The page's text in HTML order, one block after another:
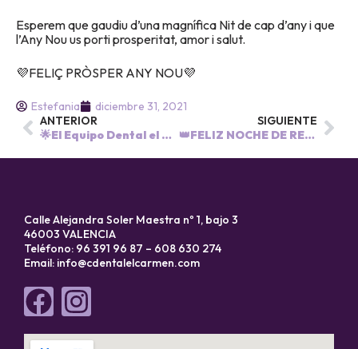
Esperem que gaudiu d’una magnífica Nit de cap d’any i que
l’Any Nou us porti prosperitat, amor i salut.
💜FELIÇ PRÒSPER ANY NOU💜
Estefania
diciembre 31, 2021
ANTERIOR
🌟El Equipo Dental el Carmen os desea una Feliz Navidad y un Próspero Año Nuevo.
SIGUIENTE
👑FELIZ NOCHE DE REYES👑
Calle Alejandra Soler Maestra nº 1, bajo 3
46003 VALENCIA
Teléfono: 96 391 96 87 – 608 630 274
Email: info@cdentalelcarmen.com